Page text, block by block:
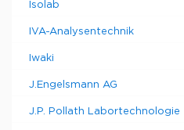
Isolab
IVA-Analysentechnik
Iwaki
J.Engelsmann AG
J.P. Pollath Labortechnologie